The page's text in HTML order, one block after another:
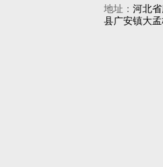
地址： 河北
县广安镇大